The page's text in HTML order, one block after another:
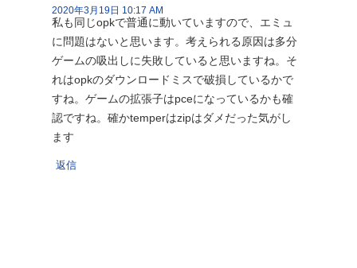
2020年3月19日 10:17 AM
私も同じopkで普通に動いていますので、エミュ
に問題はないと思います。考えられる原因は多分
ゲームの吸出しに失敗していると思いますね。そ
れはopkのダウンロードミスで破損しているかで
すね。ゲームの拡張子はpceになっているかも確
認ですね。確かtemperはzipはダメだった気がし
ます
返信